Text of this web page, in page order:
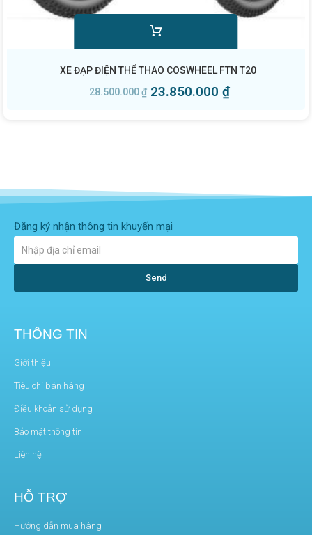
XE ĐẠP ĐIỆN THỂ THAO COSWHEEL FTN T20
28.500.000₫ 23.850.000 ₫
Đăng ký nhận thông tin khuyến mại
Send
THÔNG TIN
Giới thiệu
Tiêu chí bán hàng
Điều khoản sử dụng
Bảo mật thông tin
Liên hệ
HỖ TRỢ
Hướng dẫn mua hàng